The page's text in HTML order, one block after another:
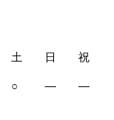
土 日
祝
○ — —